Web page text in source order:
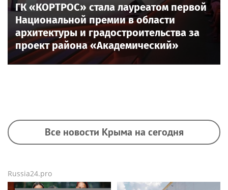
ГК «КОРТРОС» стала лауреатом первой
Национальной премии в области
архитектуры и градостроительства за
проект района «Академический»
Все новости Крыма на сегодня
Russia24.pro